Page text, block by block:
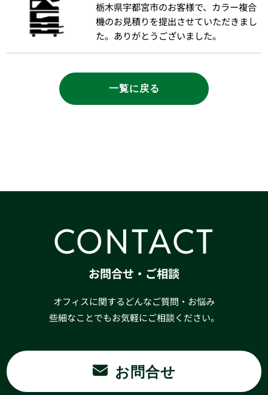
栃木県宇都宮市のお客様で、カラー複合
機のお見積りを提出させていただきまし
た。ありがとうございました。
一覧に戻る
CONTACT
お問合せ・ご相談
オフィスに関するどんなご質問・お悩み
些細なことでもお気軽にご相談ください。
お問合せ